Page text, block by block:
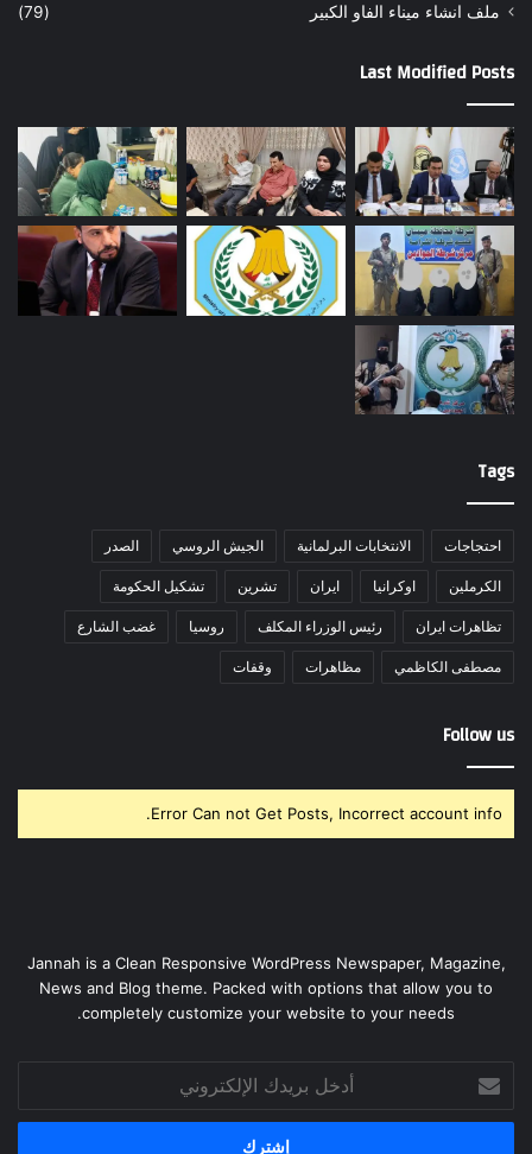
ملف انشاء ميناء الفاو الكبير
(79)
Last Modified Posts
Tags
احتجاجات الانتخابات البرلمانية الجيش الروسي الصدر
الكرملين اوكرانيا ايران تشرين تشكيل الحكومة
تظاهرات ايران رئيس الوزراء المكلف روسيا غضب الشارع
مصطفى الكاظمي مظاهرات وقفات
Follow us
Error Can not Get Posts, Incorrect account info.
Jannah is a Clean Responsive WordPress Newspaper, Magazine,
News and Blog theme. Packed with options that allow you to
completely customize your website to your needs.
بريدك
الإلكتروني